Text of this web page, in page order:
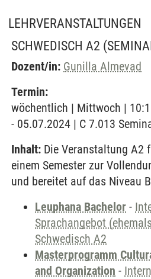
LEHRVERANSTALTUNGEN
SCHWEDISCH A2
Dozent/in: Gunilla Almevad
Termin:
wöchentlich | Mittwoch |
- 05.07.2024 | C 7.013
Inhalt: Die Veranstaltung A2
einem Semester zur
und bereitet auf das Niveau
Leuphana Bachelor -
Sprachangebot
Schwedisch A2
Masterprogramm
and Organization -